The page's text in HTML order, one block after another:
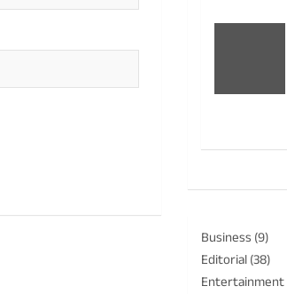
Business (9)
Editorial(38)
Entertainment